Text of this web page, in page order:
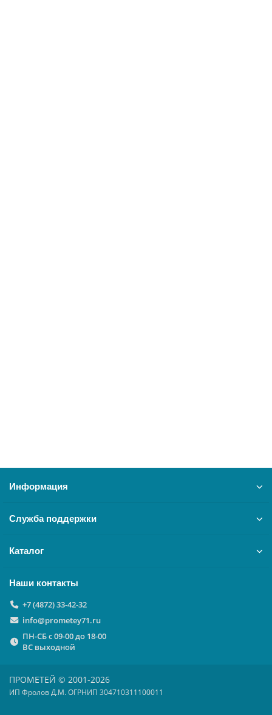
Информация
Служба поддержки
Каталог
Наши контакты
+7 (4872) 33-42-32
info@prometey71.ru
ПН-СБ с 09-00 до 18-00
ВС выходной
ПРОМЕТЕЙ © 2001-2026
ИП Фролов Д.М. ОГРНИП 304710311100011